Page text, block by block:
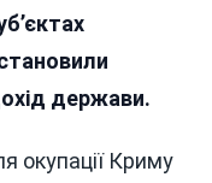
держави.
окупації Криму